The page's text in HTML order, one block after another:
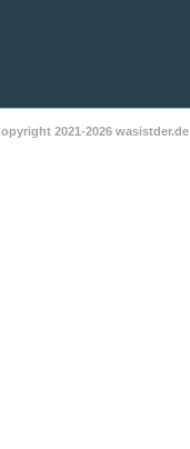
2021-2026 wasistder.de